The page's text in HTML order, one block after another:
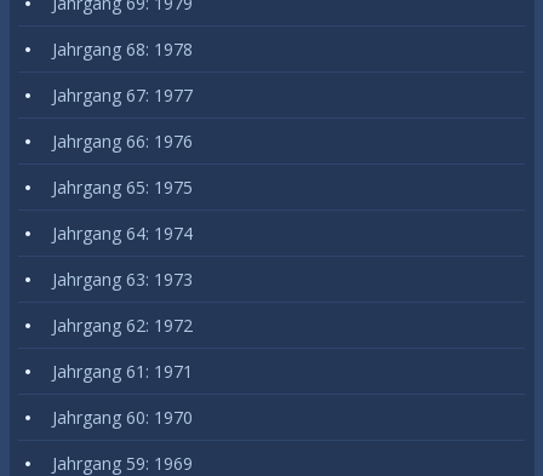
Jahrgang 68: 1978
Jahrgang 67: 1977
Jahrgang 66: 1976
Jahrgang 65: 1975
Jahrgang 64: 1974
Jahrgang 63: 1973
Jahrgang 62: 1972
Jahrgang 61: 1971
Jahrgang 60: 1970
Jahrgang 59: 1969